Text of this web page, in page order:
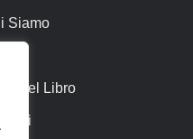
Siamo
del Libro